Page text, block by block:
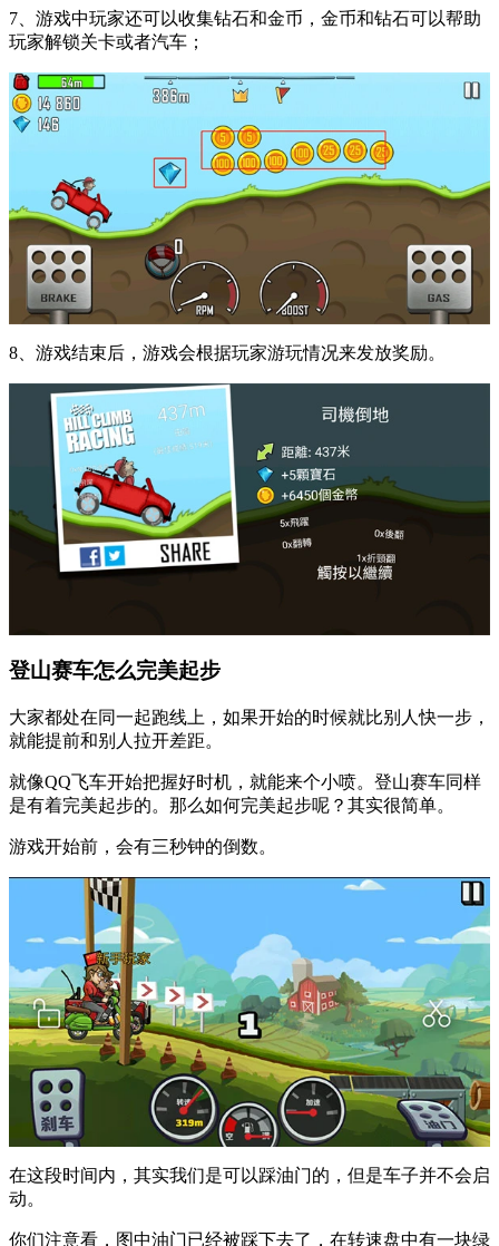
7、游戏中玩家还可以收集钻石和金币，金币和钻石可以帮助
玩家解锁关卡或者汽车；
8、游戏结束后，游戏会根据玩家游玩情况来发放奖励。
登山赛车怎么完美起步
大家都处在同一起跑线上，如果开始的时候就比别人快一步，
就能提前和别人拉开差距。
就像QQ飞车开始把握好时机，就能来个小喷。登山赛车同样
是有着完美起步的。那么如何完美起步呢？其实很简单。
游戏开始前，会有三秒钟的倒数。
在这段时间内，其实我们是可以踩油门的，但是车子并不会启
动。
你们注意看，图中油门已经被踩下去了，在转速盘中有一块绿